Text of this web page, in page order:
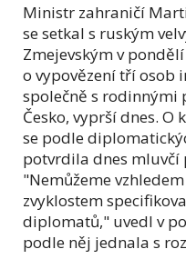
Ministr zahraničí
se setkal s ruským
Zmejevským v
o vypovězení tří osob
společně s
Česko, vyprší dnes. O
se podle
potvrdila dnes mluvčí
"Nemůžeme
zvyklostem
diplomatů," uvedl v
podle něj jednala s